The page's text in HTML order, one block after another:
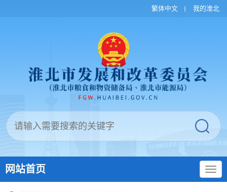
繁体中文 我的淮北
网站首页